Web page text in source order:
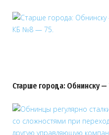
Старше города: Обнинску